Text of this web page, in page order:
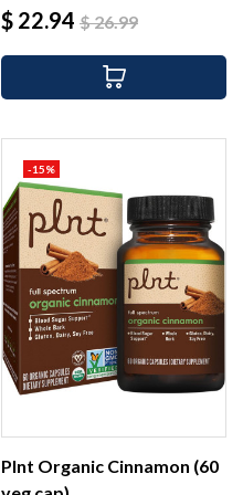
Precio
$ 22.94 Precio
$ 26.99
Plnt Organic Cinnamon (60
-15%